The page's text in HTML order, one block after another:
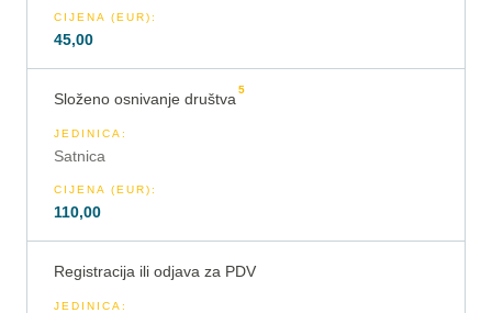
CIJENA (EUR):
45,00
Složeno osnivanje društva
5
JEDINICA :
Satnica
CIJENA (EUR):
110,00
Registracija ili odjava za PDV
JEDINICA :